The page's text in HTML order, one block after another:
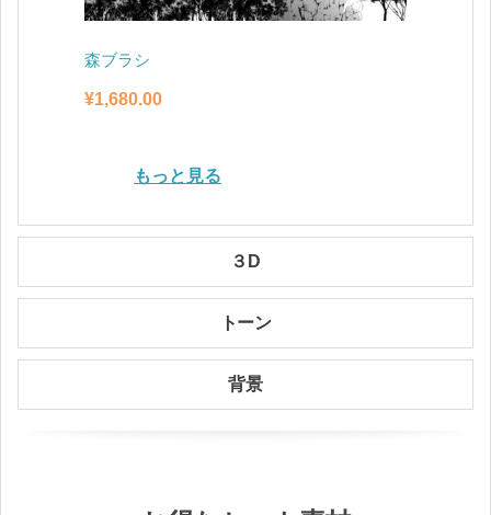
森ブラシ
¥1,680.00
もっと見る
３D
トーン
背景